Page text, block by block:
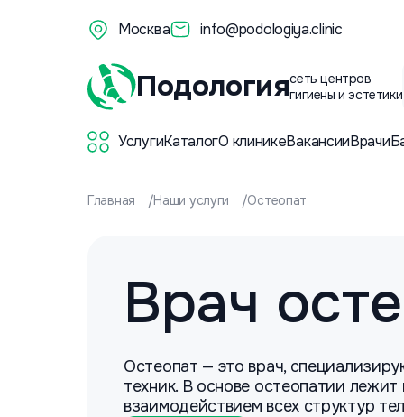
Москва info@podologiya.clinic
Подологиясеть центров
гигиены и эстетики
УслугиКаталогО клиникеВакансииВрачи
Главная Наши услуги Остеопат
Врач
Остеопат — это врач,
техник. В основе остеопатии
взаимодействием всех структур